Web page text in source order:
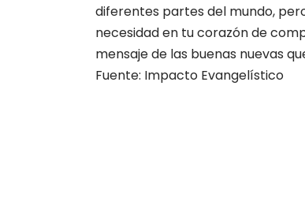
diferentes partes del mundo,
necesidad en tu corazón de
mensaje de las buenas nuevas
Fuente: Impacto Evangelístico